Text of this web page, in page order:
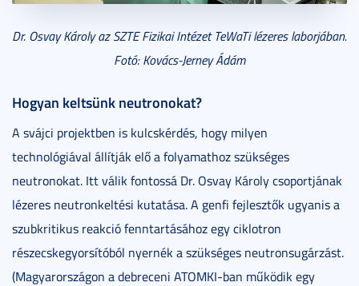
Dr. Osvay Károly az SZTE Fizikai Intézet TeWaTi lézeres laborjában.
Fotó: Kovács-Jerney Ádám
Hogyan keltsünk neutronokat?
A svájci projektben is kulcskérdés, hogy milyen
technológiával állítják elő a folyamathoz szükséges
neutronokat. Itt válik fontossá Dr. Osvay Károly csoportjának
lézeres neutronkeltési kutatása. A genfi fejlesztők ugyanis a
szubkritikus reakció fenntartásához egy ciklotron
részecskegyorsítóból nyernék a szükséges neutronsugárzást.
(Magyarországon a debreceni ATOMKI-ban működik egy